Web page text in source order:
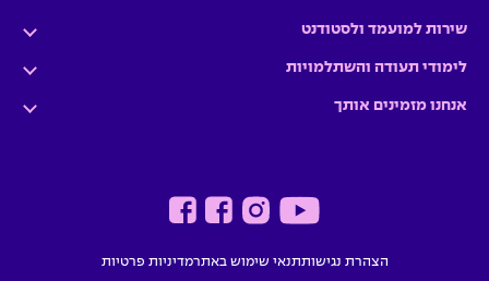
שירות למועמד ולסטודנט
לימודי תעודה והשתלמויות
אנחנו מזמינים אותך
הצהרת נגישותתנאי שימוש באתרמדיניות פרטיות